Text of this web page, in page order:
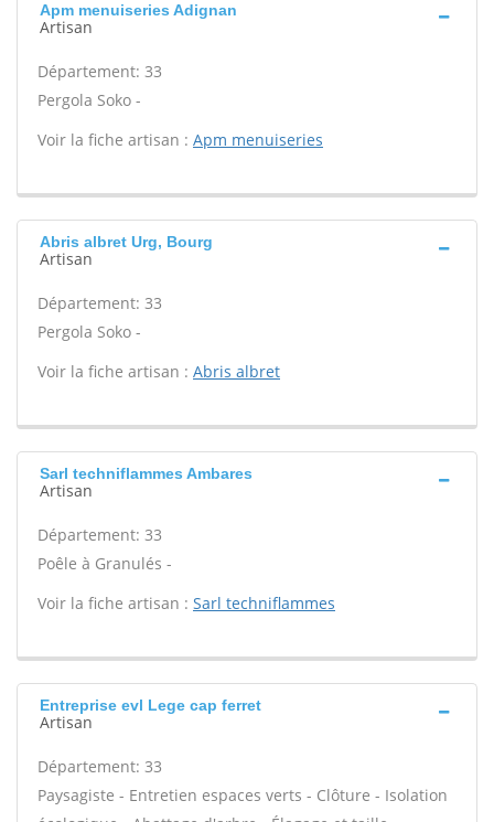
Apm menuiseries Adignan
Artisan
Département: 33
Pergola Soko -
Voir la fiche artisan : Apm menuiseries
Abris albret Urg, Bourg
Artisan
Département: 33
Pergola Soko -
Voir la fiche artisan : Abris albret
Sarl techniflammes Ambares
Artisan
Département: 33
Poêle à Granulés -
Voir la fiche artisan : Sarl techniflammes
Entreprise evl Lege cap ferret
Artisan
Département: 33
Paysagiste - Entretien espaces verts - Clôture - Isolation